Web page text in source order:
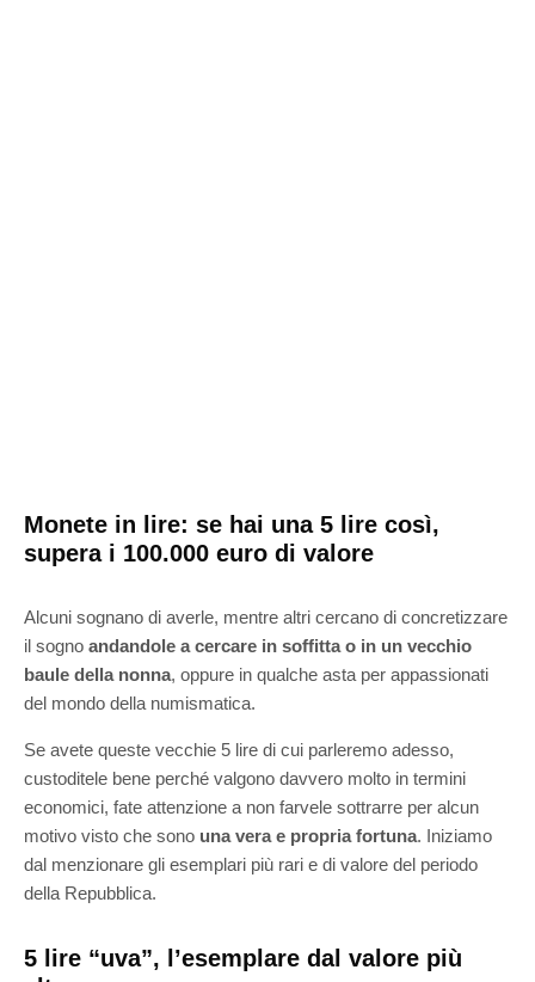
Monete in lire: se hai una 5 lire così,
supera i 100.000 euro di valore
Alcuni sognano di averle, mentre altri cercano di concretizzare
il sogno andandole a cercare in soffitta o in un vecchio
baule della nonna, oppure in qualche asta per appassionati
del mondo della numismatica.
Se avete queste vecchie 5 lire di cui parleremo adesso,
custoditele bene perché valgono davvero molto in termini
economici, fate attenzione a non farvele sottrarre per alcun
motivo visto che sono una vera e propria fortuna. Iniziamo
dal menzionare gli esemplari più rari e di valore del periodo
della Repubblica.
5 lire “uva”, l’esemplare dal valore più